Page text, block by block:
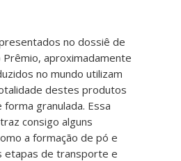
no dossiê de
Prêmio, aproximadamente
no mundo utilizam
destes produtos
granulada. Essa
consigo alguns
a formação de pó e
etapas de transporte e